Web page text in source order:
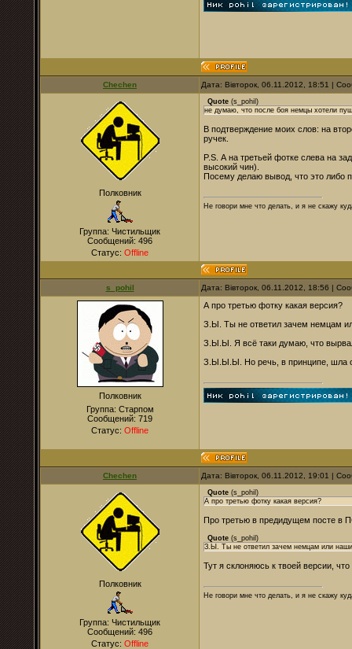
Chechen Дата: Вівторок, 06.11.2012, 18:51 |
Полковник
Группа: Чистильщик
Сообщений: 496
Статус: Offline
Quote (s_pohil )
не думаю, что после боя немцы хотели
В подтверждение моих слов: на
ручек.
P.S. А на третьей фотке слева на
высокий чин).
Посему делаю вывод, что это либо
Не говори мне что делать, и я не скажу
s_pohil Дата: Вівторок, 06.11.2012, 18:56 |
Полковник
Группа: Старпом
Сообщений: 719
Статус: Offline
А про третью фотку какая версия?
З.Ы. Ты не ответил зачем немцам
З.Ы.Ы. Я всё таки думаю, что
З.Ы.Ы.Ы. Но речь, в принципе, шла о
Chechen Дата: Вівторок, 06.11.2012, 19:01 |
Полковник
Группа: Чистильщик
Сообщений: 496
Статус: Offline
Quote (s_pohil )
А про третью фотку какая версия?
Про третью в предидущем посте в
Quote (s_pohil )
З.Ы. Ты не ответил зачем немцам или
Тут я склоняюсь к твоей версии,
Не говори мне что делать, и я не скажу